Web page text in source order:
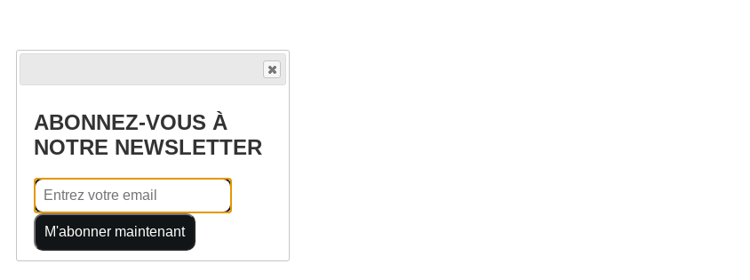
ABONNEZ-VOUS À
NOTRE NEWSLETTER
M'abonner maintenant